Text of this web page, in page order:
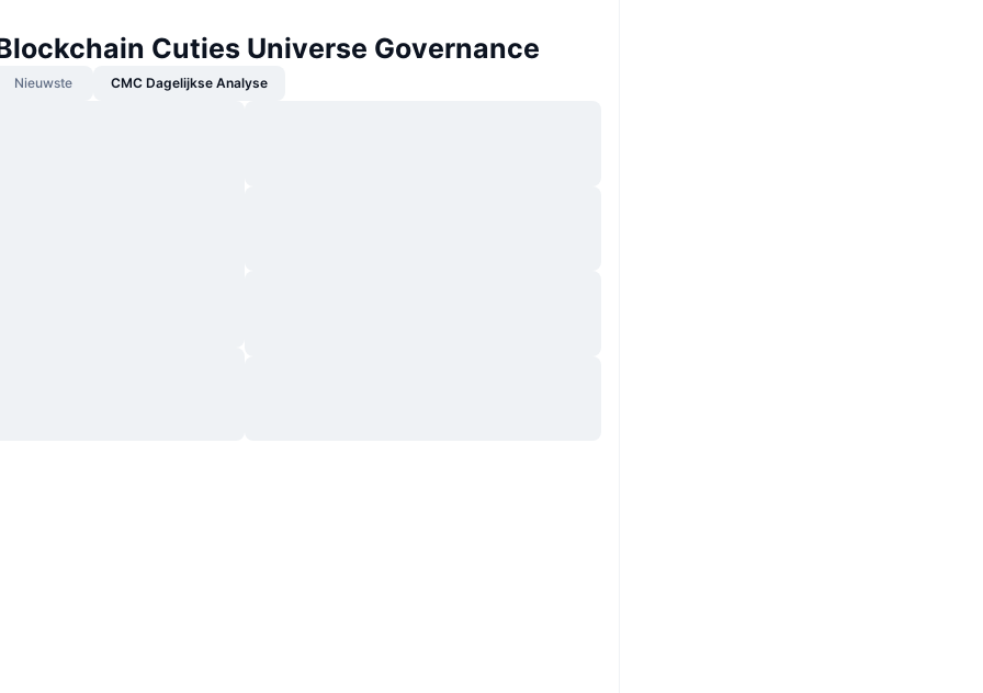
Cuties Universe Governance
Nieuwste CMC Dagelijkse Analyse